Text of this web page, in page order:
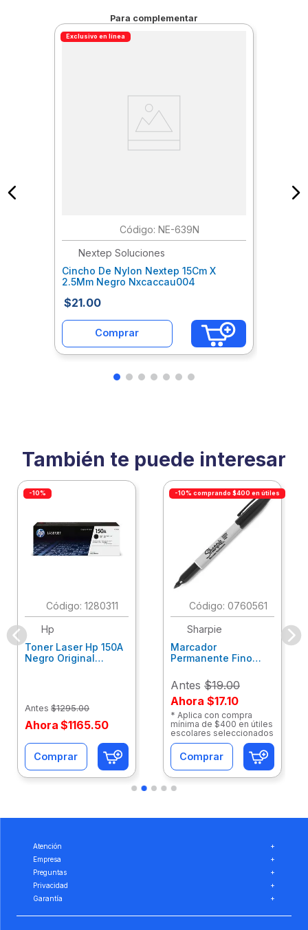
Para complementar
Exclusivo en línea
: NE-639N
Nextep Soluciones
Cincho De Nylon Nextep 15Cm X
2.5Mm Negro Nxcaccau004
$21.00
Comprar
También te puede interesar
-10%
:1280311
Hp
Toner Laser Hp 150A
Negro Original
Antes $1295.00
Ahora $1165.50
Comprar
-10% comprando $400 en útiles
: 0760561
Sharpie
Marcador
Permanente Fino
2102504
Antes $19.00
Ahora $17.10
* Aplica con compra
mínima de $400 en útiles
escolares seleccionados
Comprar
Atención
+
Empresa
+
Preguntas
+
Privacidad
+
Garantía
+